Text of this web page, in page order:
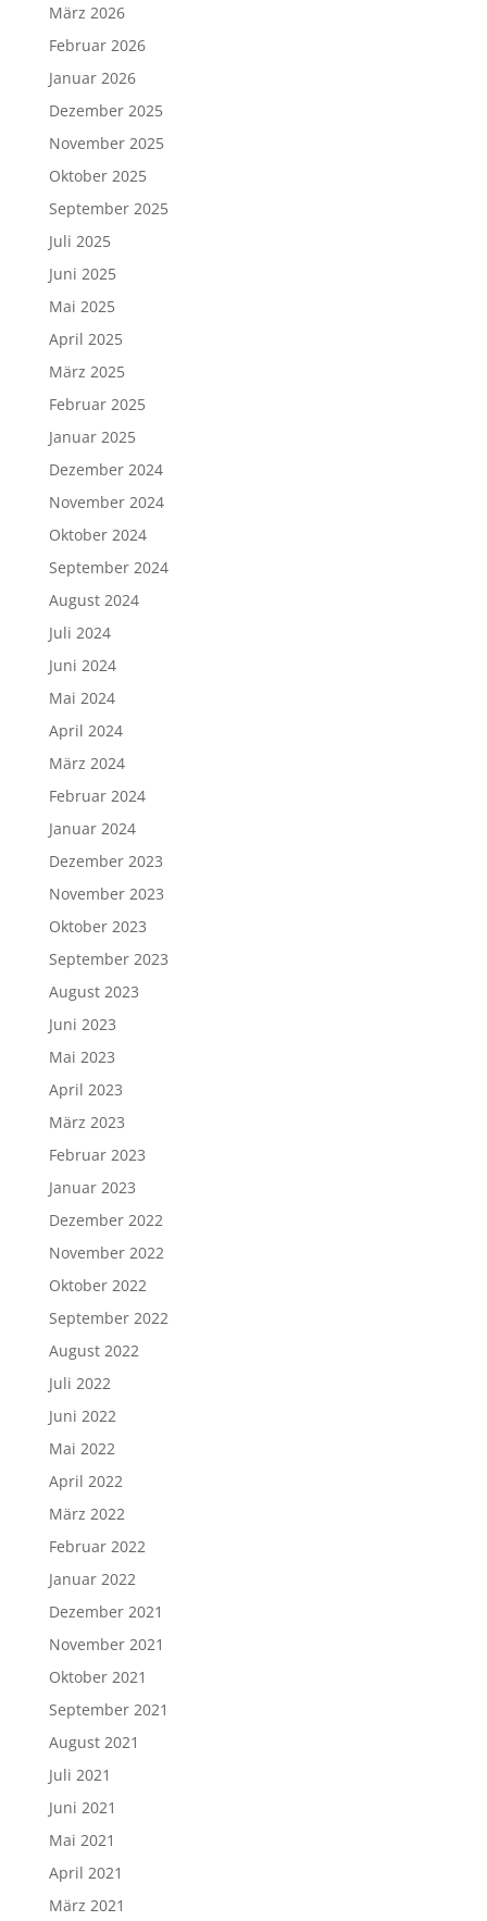
März 2026
Februar 2026
Januar 2026
Dezember 2025
November 2025
Oktober 2025
September 2025
Juli 2025
Juni 2025
Mai 2025
April 2025
März 2025
Februar 2025
Januar 2025
Dezember 2024
November 2024
Oktober 2024
September 2024
August 2024
Juli 2024
Juni 2024
Mai 2024
April 2024
März 2024
Februar 2024
Januar 2024
Dezember 2023
November 2023
Oktober 2023
September 2023
August 2023
Juni 2023
Mai 2023
April 2023
März 2023
Februar 2023
Januar 2023
Dezember 2022
November 2022
Oktober 2022
September 2022
August 2022
Juli 2022
Juni 2022
Mai 2022
April 2022
März 2022
Februar 2022
Januar 2022
Dezember 2021
November 2021
Oktober 2021
September 2021
August 2021
Juli 2021
Juni 2021
Mai 2021
April 2021
März 2021